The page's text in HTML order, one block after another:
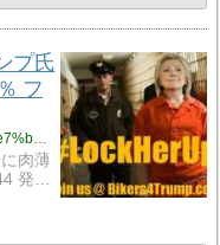
プ氏
フ
http://gajitaku.link/2016/11/03/%e3%80%90%e7%b1%b3%e5%a4%a7%e7%b5%b1%e9%a0%98%e9%81%b8%e3%80%91%e4%b8%96%e8%ab%96%e8%aa%bf%e6%9f%bb%e3%83%bc%e3%83%88%e3%83%a9%e3%83%b3%e3%83%97%e6%b0%8f%e3%81%8c%e3%82%af%e3%83%aa%e3%83%b3%e3%83%88/
肉薄
発…